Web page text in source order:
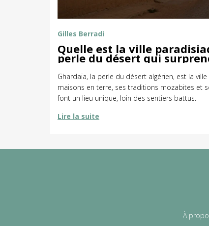
Gilles Berradi
Quelle est la ville
perle du désert qui
voyageurs
Ghardaïa, la perle du désert algérien, est la
maisons en terre, ses traditions mozabites et
font un lieu unique, loin des sentiers battus.
Lire la suite
À